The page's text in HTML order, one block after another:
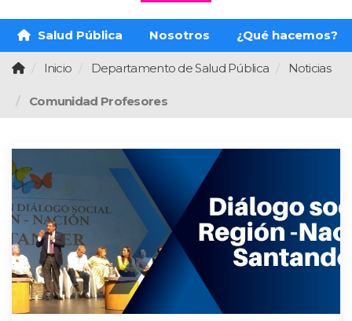
Salud Pública Nosotros ¿Qué hacemos?
Inicio Departamento de Salud Pública Noticias
Comunidad Profesores